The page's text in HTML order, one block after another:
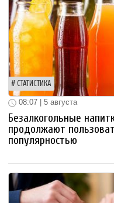
СТАТИСТИКА
08:07 | 5 августа
Безалкогольные
продолжают
популярностью